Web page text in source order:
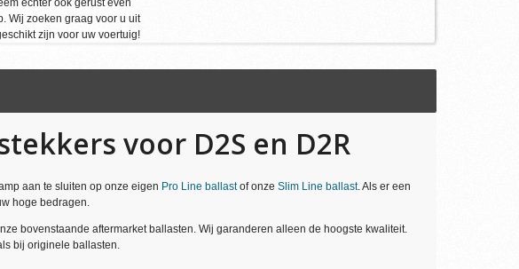
echter ook gerust even
Wij zoeken graag voor u uit
zijn voor uw voertuig!
voor D2S en D2R
aan te sluiten op onze eigen Pro Line ballastof onzeSlim Line ballast. Als er een
hoge bedragen.
bovenstaande aftermarket ballasten. Wij garanderen alleen de hoogste kwaliteit.
bij originele ballasten.